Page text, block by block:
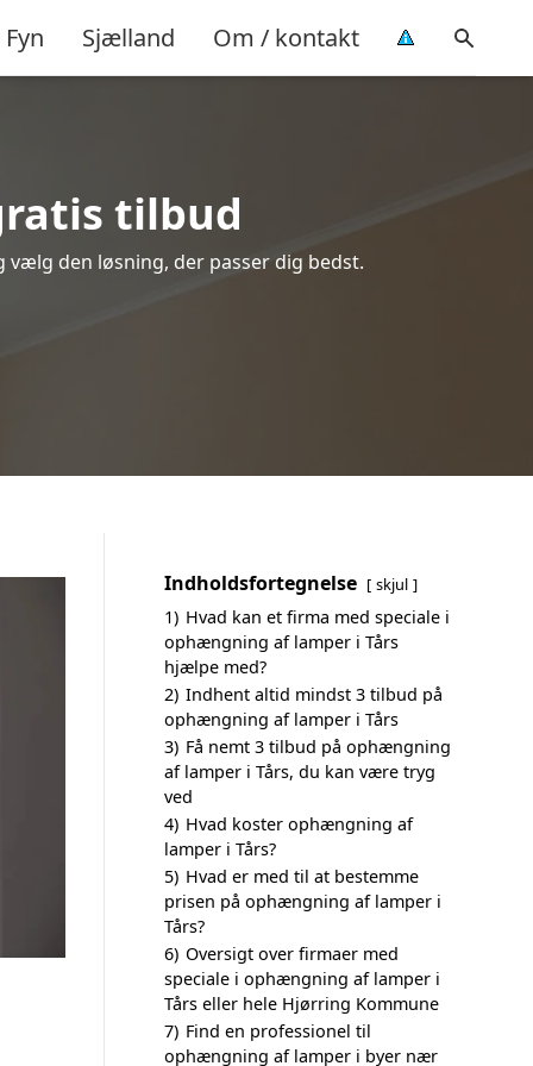
Fyn Sjælland Om / kontakt
tilbud
den løsning, der passer dig bedst.
Indholdsfortegnelse skjul
1) Hvad kan et firma med speciale i
ophængning af lamper i Tårs
hjælpe med?
2) Indhent altid mindst 3 tilbud på
ophængning af lamper i Tårs
3) Få nemt 3 tilbud på ophængning
af lamper i Tårs, du kan være tryg
ved
4) Hvad koster ophængning af
lamper i Tårs?
5) Hvad er med til at bestemme
prisen på ophængning af lamper i
Tårs?
6) Oversigt over firmaer med
speciale i ophængning af lamper i
Tårs eller hele Hjørring Kommune
7) Find en professionel til
ophængning af lamper i byer nær